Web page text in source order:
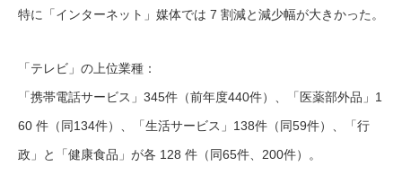
特に「インターネット」媒体では 7 割減と減少幅が大きかった。
「テレビ」の上位業種：
「携帯電話サービス」345件（前年度440件）、「医薬部外品」1
60 件（同134件）、「生活サービス」138件（同59件）、「行
政」と「健康食品」が各 128 件（同65件、200件）。